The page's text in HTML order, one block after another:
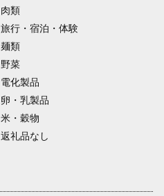
肉類
旅行・宿泊・体験
麺類
野菜
電化製品
卵・乳製品
米・穀物
返礼品なし